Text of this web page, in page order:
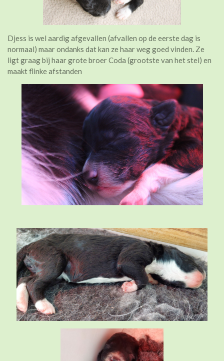
Djess is wel aardig afgevallen (afvallen op de eerste dag is
normaal) maar ondanks dat kan ze haar weg goed vinden. Ze
ligt graag bij haar grote broer Coda (grootste van het stel) en
maakt flinke afstanden